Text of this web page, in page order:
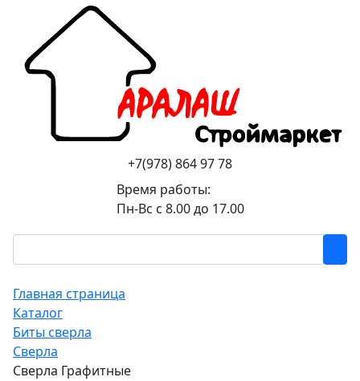
+7(978) 864 97 78
Время работы:
Пн-Вс с 8.00 до 17.00
Главная страница
Каталог
Биты сверла
Сверла
Сверла Графитные